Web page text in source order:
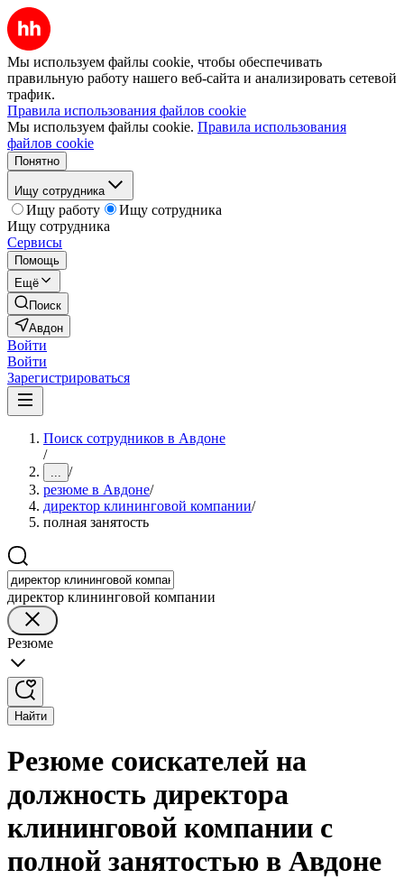
Мы используем файлы cookie, чтобы обеспечивать
правильную работу нашего веб-сайта и анализировать сетевой
трафик.
Правила использования файлов cookie
Мы используем файлы cookie. Правила использования
файлов cookie
Понятно
Ищу сотрудника
Ищу работу
Ищу сотрудника
Ищу сотрудника
Сервисы
Помощь
Ещё
Поиск
Авдон
Войти
Войти
Зарегистрироваться
Поиск сотрудников в Авдоне
/
... /
резюме в Авдоне/
директор клининговой компании/
полная занятость
директор клининговой компании
Резюме
Найти
Резюме соискателей на
должность директора
клининговой компании с
полной занятостью в Авдоне